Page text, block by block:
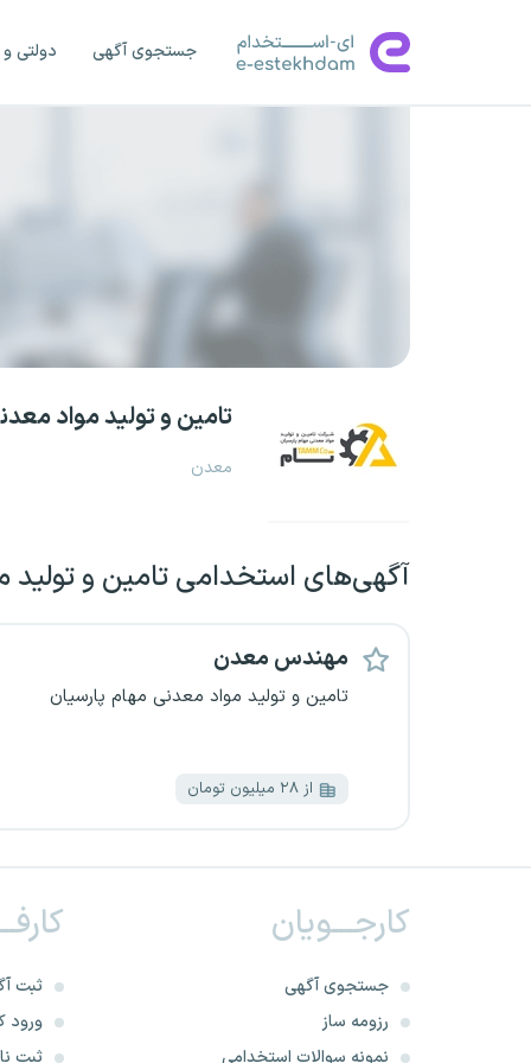
جستجوی آگهی دولتی
تامین و تولید مواد
معدن
آگهی‌های استخدامی تامین و تولید
مهندس معدن
تامین و تولید مواد معدنی مهام پارسیان
از ۲۸ میلیون تومان
کارجـــویان
جستجوی آگهی
رزومه ساز
نمونه سوالات استخدامی
ثبت
ورود
ثبت